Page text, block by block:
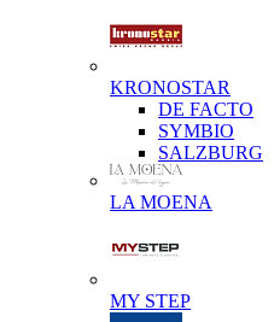
KRONOSTAR
DE FACTO
SYMBIO
SALZBURG
LA MOENA
MY STEP